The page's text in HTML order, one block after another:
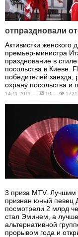
отпраздновали
Активистки женского
премьер-министра
празднование в
посольства в Киеве.
победителей заезда,
охрану посольства и
14.11.2011 — 10 —
3 приза MTV.
признан юный певец
посмотрели 2 млрд
стал Эминем, а
альтернативной
прорывом года и